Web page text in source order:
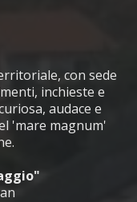
con sede
inchieste e
audace e
'mare magnum'